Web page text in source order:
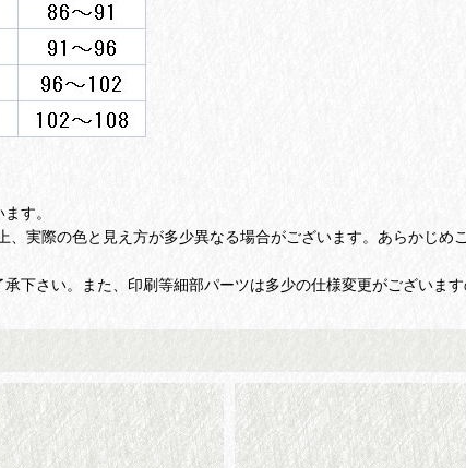
す。
実際の色と見え方が多少異なる場合がございます。あらかじめご
下さい。また、印刷等細部パーツは多少の仕様変更がございます